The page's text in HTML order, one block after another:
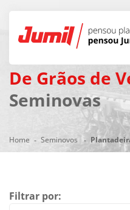
Plantadeiras
De Grãos de
Seminovas
Home Seminovos
Filtrar por: